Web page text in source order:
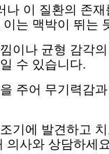
나 이 질환의 존
는 맥박이 뛰는
이나 균형 감각
수 있습니다.
주어 무기력감
에 발견하고
의사와 상담하세